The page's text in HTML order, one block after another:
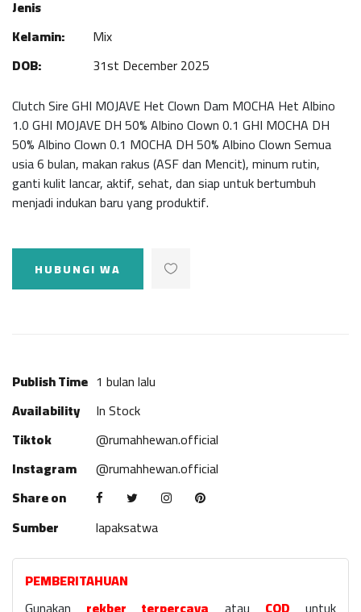
Jenis
Kelamin:
Mix
DOB:
31st December 2025
Clutch Sire GHI MOJAVE Het Clown Dam MOCHA Het Albino
1.0 GHI MOJAVE DH 50% Albino Clown 0.1 GHI MOCHA DH
50% Albino Clown 0.1 MOCHA DH 50% Albino Clown Semua
usia 6 bulan, makan rakus (ASF dan Mencit), minum rutin,
ganti kulit lancar, aktif, sehat, dan siap untuk bertumbuh
menjadi indukan baru yang produktif.
HUBUNGI WA
Publish Time 1 bulan lalu
Availability
In Stock
Tiktok
@rumahhewan.official
Instagram
@rumahhewan.official
Share on
Sumber
lapaksatwa
PEMBERITAHUAN